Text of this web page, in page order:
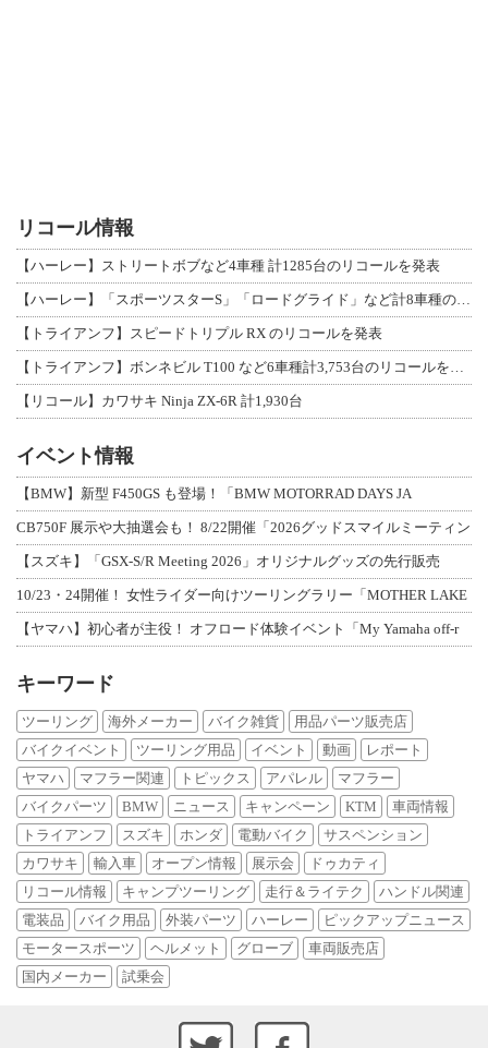
リコール情報
【ハーレー】ストリートボブなど4車種 計1285台のリコールを発表
【ハーレー】「スポーツスターS」「ロードグライド」など計8車種のリコールを発表
【トライアンフ】スピードトリプル RX のリコールを発表
【トライアンフ】ボンネビル T100 など6車種計3,753台のリコールを発表
【リコール】カワサキ Ninja ZX-6R 計1,930台
イベント情報
【BMW】新型 F450GS も登場！「BMW MOTORRAD DAYS JA
CB750F 展示や大抽選会も！ 8/22開催「2026グッドスマイルミーティン
【スズキ】「GSX-S/R Meeting 2026」オリジナルグッズの先行販売
10/23・24開催！ 女性ライダー向けツーリングラリー「MOTHER LAKE
【ヤマハ】初心者が主役！ オフロード体験イベント「My Yamaha off-r
キーワード
ツーリング 海外メーカー バイク雑貨
用品パーツ販売店
バイクイベント
ツーリング用品 イベント 動画
レポート
ヤマハ
マフラー関連 トピックス アパレル
マフラー
バイクパーツ
BMW ニュース キャンペーン KTM
車両情報
トライアンフ
スズキ ホンダ 電動バイク
サスペンション
カワサキ
輸入車 オープン情報 展示会
ドゥカティ
リコール情報
キャンプツーリング 走行＆ライテク
ハンドル関連
電装品
バイク用品 外装パーツ ハーレー
ピックアップニュース
モータースポーツ
ヘルメット グローブ
車両販売店
国内メーカー
試乗会